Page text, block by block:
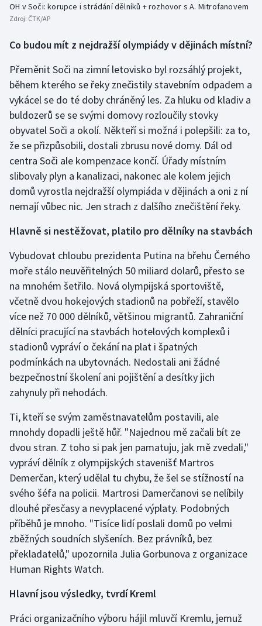
OH v Soči: korupce i strádání dělníků + rozhovor s A. Mitrofanovem
Zdroj: ČTK/AP
Co budou mít z nejdražší olympiády v dějinách místní?
Přeměnit Soči na zimní letovisko byl rozsáhlý projekt,
během kterého se řeky znečistily stavebním odpadem a
vykácel se do té doby chráněný les. Za hluku od kladiv a
buldozerů se se svými domovy rozloučily stovky
obyvatel Soči a okolí. Někteří si možná i polepšili: za to,
že se přizpůsobili, dostali zbrusu nové domy. Dál od
centra Soči ale kompenzace končí. Úřady místním
slibovaly plyn a kanalizaci, nakonec ale kolem jejich
domů vyrostla nejdražší olympiáda v dějinách a oni z ní
nemají vůbec nic. Jen strach z dalšího znečištění řeky.
Hlavně si nestěžovat, platilo pro dělníky na stavbách
Vybudovat chloubu prezidenta Putina na břehu Černého
moře stálo neuvěřitelných 50 miliard dolarů, přesto se
na mnohém šetřilo. Nová olympijská sportoviště,
včetně dvou hokejových stadionů na pobřeží, stavělo
více než 70 000 dělníků, většinou migrantů. Zahraniční
dělníci pracující na stavbách hotelových komplexů i
stadionů vypráví o čekání na plat i špatných
podmínkách na ubytovnách. Nedostali ani žádné
bezpečnostní školení ani pojištění a desítky jich
zahynuly při nehodách.
Ti, kteří se svým zaměstnavatelům postavili, ale
mnohdy dopadli ještě hůř. "Najednou mě začali bít ze
dvou stran. Z toho si pak jen pamatuju, jak mě zvedali,"
vypráví dělník z olympijských stavenišť Martros
Demerčan, který udělal tu chybu, že šel se stížností na
svého šéfa na policii. Martrosi Damerčanovi se nelíbily
dlouhé přesčasy a nevyplacené výplaty. Podobných
příběhů je mnoho. "Tisíce lidí poslali domů po velmi
zběžných soudních slyšeních. Bez právníků, bez
překladatelů," upozornila Julia Gorbunova z organizace
Human Rights Watch.
Hlavní jsou výsledky, tvrdí Kreml
Práci organizačního výboru hájil mluvčí Kremlu, jemuž